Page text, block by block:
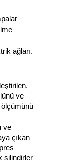
ağları.
ve
ve
çıkan
silindirler